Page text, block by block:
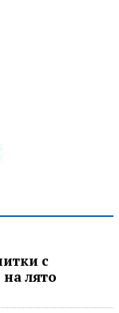
с
лято